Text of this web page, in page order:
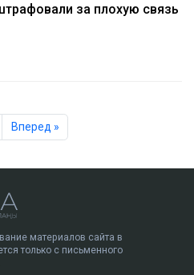
за плохую связь
Вперед »
материалов сайта в
только с письменного